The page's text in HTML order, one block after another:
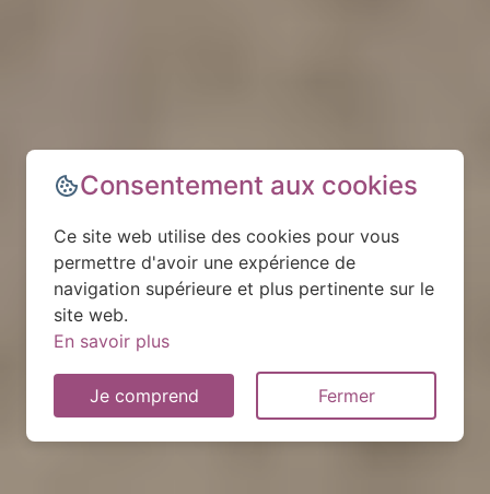
Consentement aux cookies
Ce site web utilise des cookies pour vous
permettre d'avoir une expérience de
navigation supérieure et plus pertinente sur le
site web.
En savoir plus
Je comprend Fermer